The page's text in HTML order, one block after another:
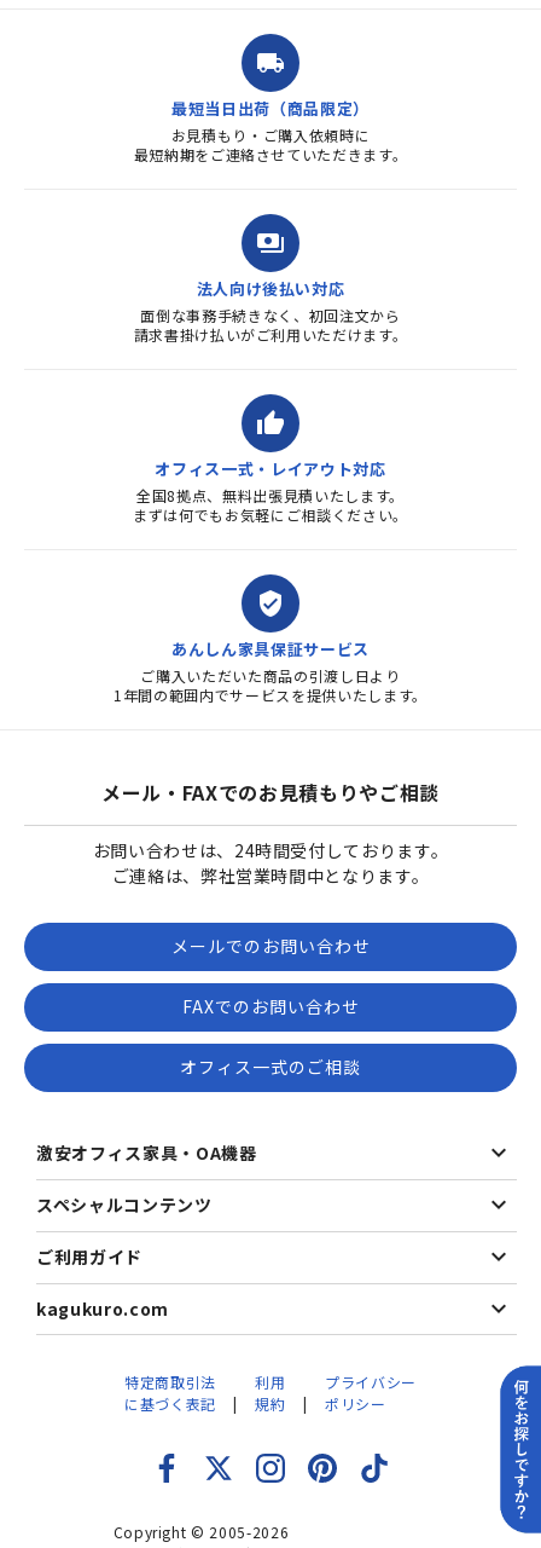
ました。商品到着も早く、品
質・使いやすさで満足していま
す。また、リピートするときは
よろしくお...
local_shipping
最短当日出荷（商品限定）
お見積もり・ご購入依頼時に
最短納期をご連絡させていただきます。
payments
法人向け後払い対応
面倒な事務手続きなく、初回注文から
請求書掛け払いがご利用いただけます。
thumb_up
オフィス一式・レイアウト対応
全国8拠点、無料出張見積いたします。
まずは何でもお気軽にご相談ください。
verified_user
あんしん家具保証サービス
ご購入いただいた商品の引渡し日より
1年間の範囲内でサービスを提供いたします。
メール・FAXでのお見積もりやご相談
お問い合わせは、24時間受付しております。
ご連絡は、弊社営業時間中となります。
メールでのお問い合わせ
FAXでのお問い合わせ
オフィス一式のご相談
激安オフィス家具・OA機器
スペシャルコンテンツ
ご利用ガイド
kagukuro.com
Copyright © 2005-2026
特定商取引法
に基づく表記
利用
規約
プライバシー
ポリシー